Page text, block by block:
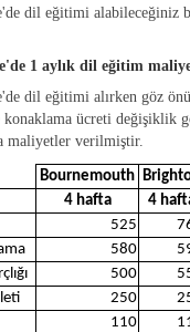
dil eğitimi alabileceğiniz
1 aylık dil eğitim
dil eğitimi alırken göz
ücreti değişiklik
maliyetler verilmiştir.
Bournemouth
4 hafta 4
525
580
500
250
110